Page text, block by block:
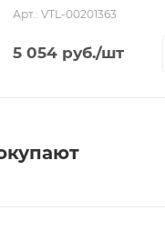
Арт.: VTL-00201363
5 054 руб./шт